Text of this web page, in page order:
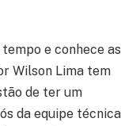
e conhece as
Wilson Lima tem
de ter um
da equipe técnica